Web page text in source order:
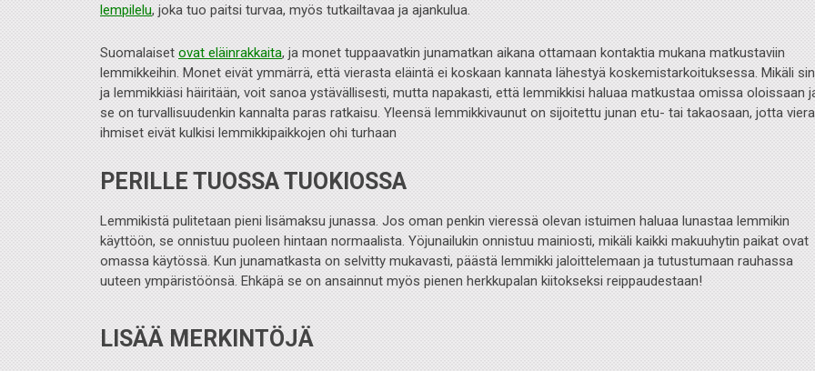
lempilelu, joka tuo paitsi turvaa, myös tutkailtavaa ja ajankulua.
Suomalaiset ovat eläinrakkaita, ja monet tuppaavatkin junamatkan aikana ottamaan kontaktia mukana matkustaviin
lemmikkeihin. Monet eivät ymmärrä, että vierasta eläintä ei koskaan kannata lähestyä koskemistarkoituksessa. Mikäli
ja lemmikkiäsi häiritään, voit sanoa ystävällisesti, mutta napakasti, että lemmikkisi haluaa matkustaa omissa oloissaan
se on turvallisuudenkin kannalta paras ratkaisu. Yleensä lemmikkivaunut on sijoitettu junan etu- tai takaosaan, jotta
ihmiset eivät kulkisi lemmikkipaikkojen ohi turhaan
PERILLE TUOSSA TUOKIOSSA
Lemmikistä pulitetaan pieni lisämaksu junassa. Jos oman penkin vieressä olevan istuimen haluaa lunastaa lemmikin
käyttöön, se onnistuu puoleen hintaan normaalista. Yöjunailukin onnistuu mainiosti, mikäli kaikki makuuhytin paikat ovat
omassa käytössä. Kun junamatkasta on selvitty mukavasti, päästä lemmikki jaloittelemaan ja tutustumaan rauhassa
uuteen ympäristöönsä. Ehkäpä se on ansainnut myös pienen herkkupalan kiitokseksi reippaudestaan!
LISÄÄ MERKINTÖJÄ